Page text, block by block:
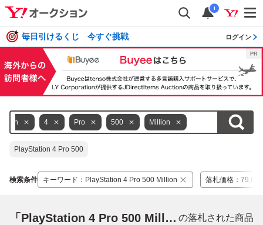
i
毎日引けるくじ 今すぐ挑戦 ログイン
4 Pro 500 Million
PlayStation 4 Pro 500
検索条件 キーワード ： PlayStation 4 Pro 500 Million 落札価格 ：
「PlayStation 4 Pro 500 Million」 の落札された商品